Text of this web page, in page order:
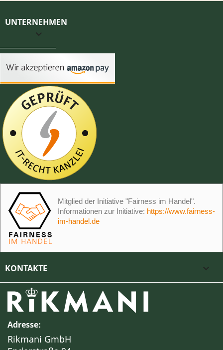
UNTERNEHMEN

Mitglied der Initiative "Fairness im Handel".
Informationen zur Initiative: https://www.fairness-
im-handel.de
KONTAKTE 
Adresse:
Rikmani GmbH